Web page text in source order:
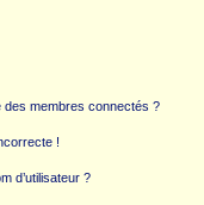
des membres connectés ?
!
d’utilisateur ?